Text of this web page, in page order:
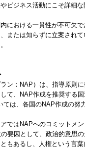
ビジネス活動にこそ詳細な
における一貫性が不可欠
または知らずに立案され
ン：NAP）は、指導原則
て、NAP作成を推奨する
は、各国のNAP作成の努
ではNAPへのコミットメ
要因として、政治的意思
もあるし、人権という言